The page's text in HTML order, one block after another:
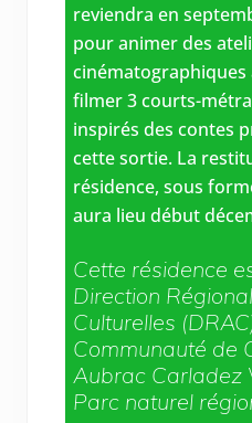
reviendra en
pour animer des
cinématographiques
filmer 3 courts-
inspirés des contes
cette sortie. La
résidence, sous
aura lieu début
Cette résidence
Direction
Culturelles
Communauté de
Aubrac Carladez
Parc naturel